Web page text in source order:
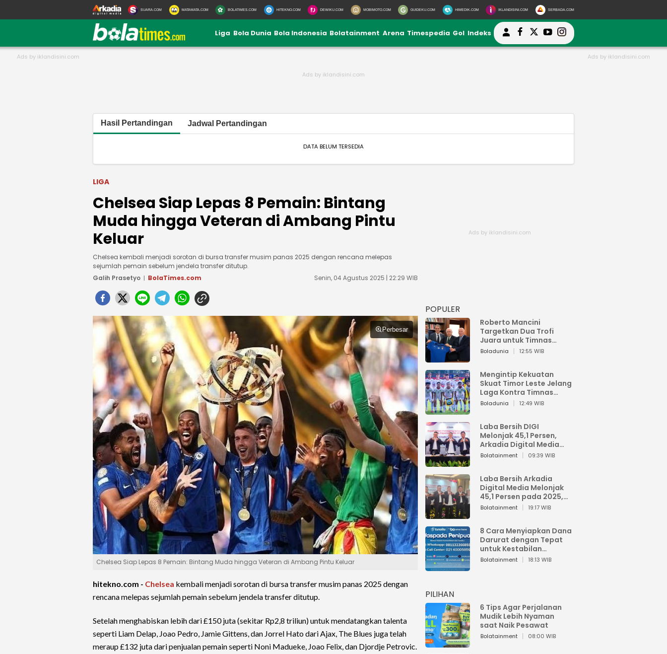
SUARA.COM MATAMATA.COM BOLATIMES.COM HITEKNO.COM DEWIKU.COM MOBIMOTO.COM GUIDEKU.COM HIMEDIK.COM IKLANDISINI.COM SERBADA.COM
Liga Bola Dunia Bola Indonesia Bolatainment Arena Timespedia Gol Indeks
Hasil Pertandingan Jadwal Pertandingan
DATA BELUM TERSEDIA
LIGA
Chelsea Siap Lepas 8 Pemain: Bintang
Muda hingga Veteran di Ambang Pintu
Keluar
Chelsea kembali menjadi sorotan di bursa transfer musim panas 2025 dengan rencana melepas
sejumlah pemain sebelum jendela transfer ditutup.
Galih Prasetyo
BolaTimes.com Senin, 04 Agustus 2025 | 22:29 WIB
Perbesar
Chelsea Siap Lepas 8 Pemain: Bintang Muda hingga Veteran di Ambang Pintu Keluar
hitekno.com - Chelsea kembali menjadi sorotan di bursa transfer musim panas 2025 dengan
rencana melepas sejumlah pemain sebelum jendela transfer ditutup.
Setelah menghabiskan lebih dari £150 juta (sekitar Rp2,8 triliun) untuk mendatangkan talenta
seperti Liam Delap, Joao Pedro, Jamie Gittens, dan Jorrel Hato dari Ajax, The Blues juga telah
meraup £132 juta dari penjualan pemain seperti Noni Madueke, Joao Felix, dan Djordje Petrovic.
POPULER
Roberto Mancini
Targetkan Dua Trofi
Juara untuk Timnas
Italia
Boladunia 12:55 WIB
Mengintip Kekuatan
Skuat Timor Leste Jelang
Laga Kontra Timnas
Indonesia di Piala AFF
Boladunia 12:49 WIB
Laba Bersih DIGI
Melonjak 45,1 Persen,
Arkadia Digital Media
Perkuat Bisnis AI dan
Bolatainment 09:39 WIB
Laba Bersih Arkadia
Digital Media Melonjak
45,1 Persen pada 2025,
Sentuh Rp1,76 Miliar
Bolatainment 19:17 WIB
8 Cara Menyiapkan Dana
Darurat dengan Tepat
untuk Kestabilan
Keuangan
Bolatainment 18:13 WIB
PILIHAN
6 Tips Agar Perjalanan
Mudik Lebih Nyaman
saat Naik Pesawat
Bolatainment 08:00 WIB